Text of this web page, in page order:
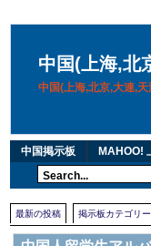
中国(上海,北
中国(上海,北京,大連,
中国掲示板 MAHOO!
最新の投稿 掲示板カテゴリ